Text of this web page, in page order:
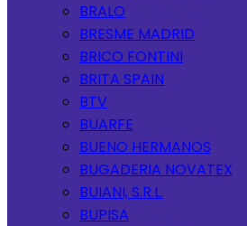
BRALO
BRESME MADRID
BRICO FONTINI
BRITA SPAIN
BTV
BUARFE
BUENO HERMANOS
BUGADERIA NOVATEX
BUIANI, S.R.L.
BUPISA